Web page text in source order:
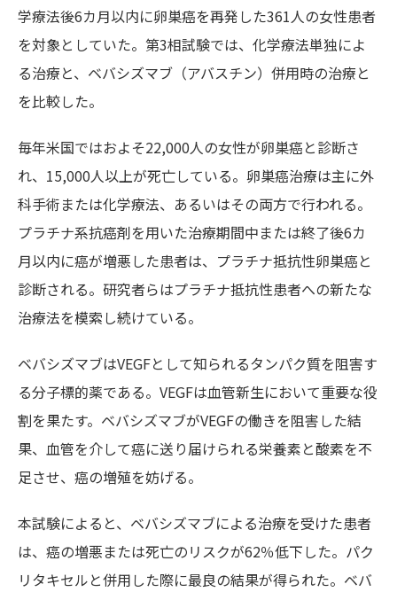
学療法後6カ月以内に卵巣癌を再発した361人の女性患者
を対象としていた。第3相試験では、化学療法単独によ
る治療と、ベバシズマブ（アバスチン）併用時の治療と
を比較した。
毎年米国ではおよそ22,000人の女性が卵巣癌と診断さ
れ、15,000人以上が死亡している。卵巣癌治療は主に外
科手術または化学療法、あるいはその両方で行われる。
プラチナ系抗癌剤を用いた治療期間中または終了後6カ
月以内に癌が増悪した患者は、プラチナ抵抗性卵巣癌と
診断される。研究者らはプラチナ抵抗性患者への新たな
治療法を模索し続けている。
ベバシズマブはVEGFとして知られるタンパク質を阻害す
る分子標的薬である。VEGFは血管新生において重要な役
割を果たす。ベバシズマブがVEGFの働きを阻害した結
果、血管を介して癌に送り届けられる栄養素と酸素を不
足させ、癌の増殖を妨げる。
本試験によると、ベバシズマブによる治療を受けた患者
は、癌の増悪または死亡のリスクが62％低下した。パク
リタキセルと併用した際に最良の結果が得られた。ベバ